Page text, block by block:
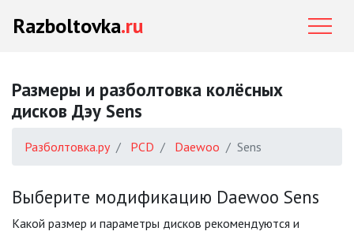
Razboltovka.ru
Размеры и разболтовка колёсных
дисков Дэу Sens
Разболтовка.ру PCD Daewoo Sens
Выберите модификацию Daewoo Sens
Какой размер и параметры дисков рекомендуются и